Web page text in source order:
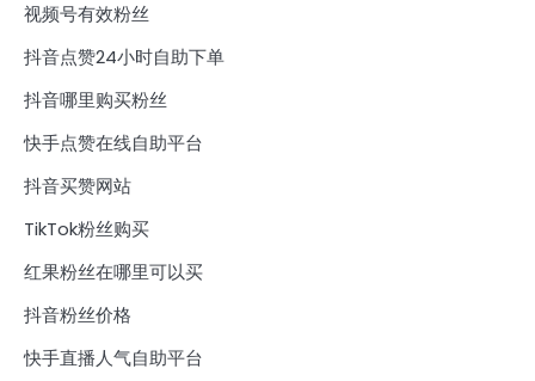
视频号有效粉丝
抖音点赞24小时自助下单
抖音哪里购买粉丝
快手点赞在线自助平台
抖音买赞网站
TikTok粉丝购买
红果粉丝在哪里可以买
抖音粉丝价格
快手直播人气自助平台